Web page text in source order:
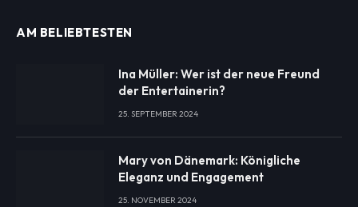
AM BELIEBTESTEN
Ina Müller: Wer ist der neue Freund
der Entertainerin?
25. SEPTEMBER 2024
Mary von Dänemark: Königliche
Eleganz und Engagement
25. NOVEMBER 2024